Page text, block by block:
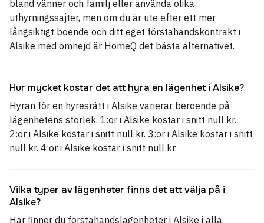
bland vänner och familj eller använda olika
uthyrningssajter, men om du är ute efter ett mer
långsiktigt boende och ditt eget förstahandskontrakt i
Alsike med omnejd är HomeQ det bästa alternativet.
Hur mycket kostar det att hyra en lägenhet i Alsike?
Hyran för en hyresrätt i Alsike varierar beroende på
lägenhetens storlek. 1:or i Alsike kostar i snitt null kr.
2:or i Alsike kostar i snitt null kr. 3:or i Alsike kostar i snitt
null kr. 4:or i Alsike kostar i snitt null kr.
Vilka typer av lägenheter finns det att välja på i
Alsike?
Här finner du förstahandslägenheter i Alsike i alla